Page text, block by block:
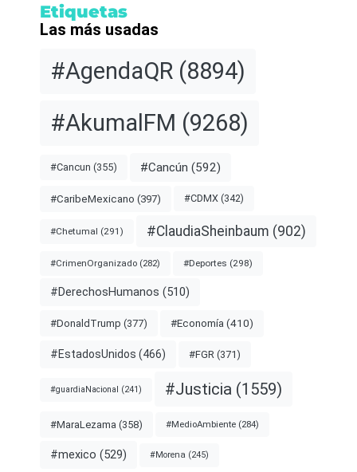
Etiquetas
Las más usadas
#AgendaQR (8894)
#AkumalFM (9268)
#Cancun (355) #Cancún (592)
#CaribeMexicano (397) #CDMX (342)
#Chetumal (291) #ClaudiaSheinbaum (902)
#CrimenOrganizado (282) #Deportes (298)
#DerechosHumanos (510)
#DonaldTrump (377) #Economía (410)
#EstadosUnidos (466) #FGR (371)
#guardiaNacional (241) #Justicia (1559)
#MaraLezama (358) #MedioAmbiente (284)
#mexico (529) #Morena (245)